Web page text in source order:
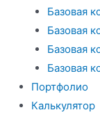
Базовая
Базовая
Базовая
Базовая
Портфолио
Калькулятор